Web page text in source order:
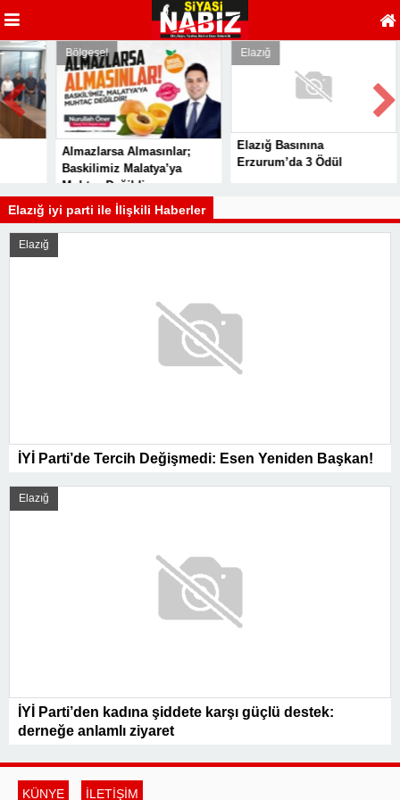
Bölgesel
Almazlarsa Almasınlar;
Baskilimiz Malatya’ya
Muhtaç Değildir
Elazığ
Elazığ Basınına
Erzurum’da 3 Ödül
Elazığ iyi parti ile İlişkili Haberler
Elazığ
İYİ Parti’de Tercih Değişmedi: Esen Yeniden Başkan!
Elazığ
İYİ Parti’den kadına şiddete karşı güçlü destek:
derneğe anlamlı ziyaret
KÜNYE İLETİŞİM